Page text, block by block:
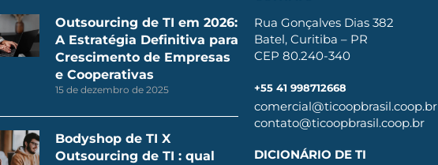
Outsourcing de TI em 2026:
A Estratégia Definitiva para
Crescimento de Empresas
e Cooperativas
15 de dezembro de 2025
Bodyshop de TI X
Outsourcing de TI : qual
Rua Gonçalves Dias 382
Batel, Curitiba – PR
CEP 80.240-340
+55 41 998712668
comercial@ticoopbrasil.coop.br
contato@ticoopbrasil.coop.br
DICIONÁRIO DE TI